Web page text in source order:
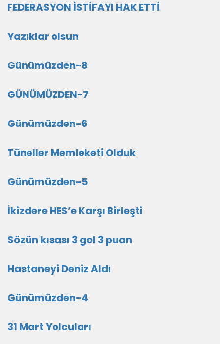
FEDERASYON İSTİFAYI HAK ETTİ
Yazıklar olsun
Günümüzden-8
GÜNÜMÜZDEN-7
Günümüzden-6
Tüneller Memleketi Olduk
Günümüzden-5
İkizdere HES’e Karşı Birleşti
Sözün kısası 3 gol 3 puan
Hastaneyi Deniz Aldı
Günümüzden-4
31 Mart Yolcuları